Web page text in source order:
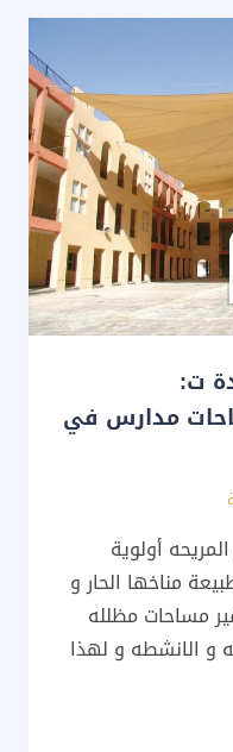
ت:
ساحات مدارس في
أولوية
مناخها الحار و
مساحات مظلله
و الانشطه و لهذا